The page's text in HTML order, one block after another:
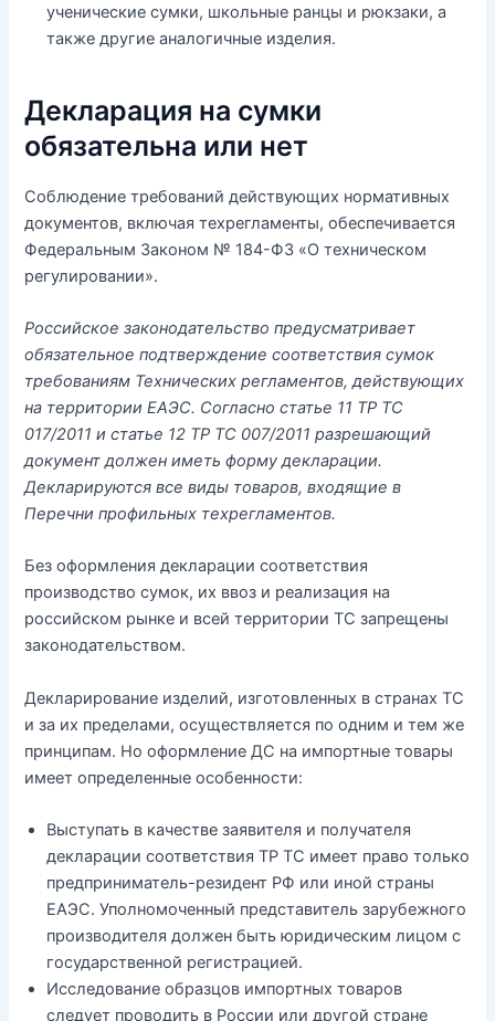
ученические сумки, школьные ранцы и рюкзаки, а
также другие аналогичные изделия.
Декларация на сумки
обязательна или нет
Соблюдение требований действующих нормативных
документов, включая техрегламенты, обеспечивается
Федеральным Законом № 184-ФЗ «О техническом
регулировании».
Российское законодательство предусматривает
обязательное подтверждение соответствия сумок
требованиям Технических регламентов, действующих
на территории ЕАЭС. Согласно статье 11 ТР ТС
017/2011 и статье 12 ТР ТС 007/2011 разрешающий
документ должен иметь форму декларации.
Декларируются все виды товаров, входящие в
Перечни профильных техрегламентов.
Без оформления декларации соответствия
производство сумок, их ввоз и реализация на
российском рынке и всей территории ТС запрещены
законодательством.
Декларирование изделий, изготовленных в странах ТС
и за их пределами, осуществляется по одним и тем же
принципам. Но оформление ДС на импортные товары
имеет определенные особенности:
Выступать в качестве заявителя и получателя
декларации соответствия ТР ТС имеет право только
предприниматель-резидент РФ или иной страны
ЕАЭС. Уполномоченный представитель зарубежного
производителя должен быть юридическим лицом с
государственной регистрацией.
Исследование образцов импортных товаров
следует проводить в России или другой стране